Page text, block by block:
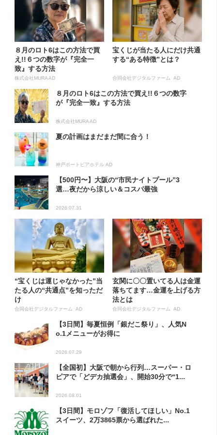
８月のロト6はこの方法で買
え!!６つの数字が『完全一
致』する方法
株式会社MURA AD
宝くじが当たる人にだけ共通
する“ある特徴”とは？
合同会社デジタルファーム AD
８月のロト6はこの方法で買え!!６つの数字
が『完全一致』する方法
株式会社MURA AD
夏の計画はまだまだ間に合う！
神戸ポートピアホテル AD
【500円〜】大阪の“市民ナイトプール”3
選…夜だから涼しい＆コスパ最強
2026.07.31
“宝くじは運じゃなかった”当
たる人の“共通点”を知っただ
け
合同会社デジタルファーム AD
玄関に〇〇置いてる人は金運
落ちてます…金運を上げる方
法とは
合同会社デジタルファーム AD
【3日間】毎夏恒例「銀だこ祭り」、人気N
o.1メニューがお得に
2026.07.29
【全国初】大阪で朝から行列…スーパー・ロ
ピアで「どデカ抽選会」、開始30分で“1...
2026.08.01
【3日間】モロゾフ「復活してほしい」No.1
スイーツ、2万3865票から選ばれた...